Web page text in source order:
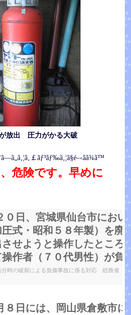
放出 圧力がかる大破
危険です。早めに
０日、宮城県仙台市におい
式・昭和５８年製）を廃
せようと操作したところ
作者（７０代男性）が負
分時の破裂による負傷事故に係る対応 総務省
８日には、岡山県倉敷市